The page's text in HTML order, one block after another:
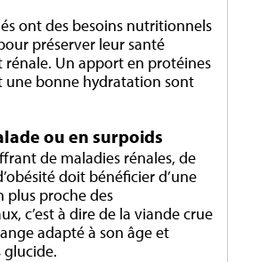
ont des besoins nutritionnels
préserver leur santé
rénale. Un apport en protéines
une bonne hydratation sont
ou en surpoids
de maladies rénales, de
doit bénéficier d’une
proche des
c’est à dire de la viande crue
adapté à son âge et
glucide.